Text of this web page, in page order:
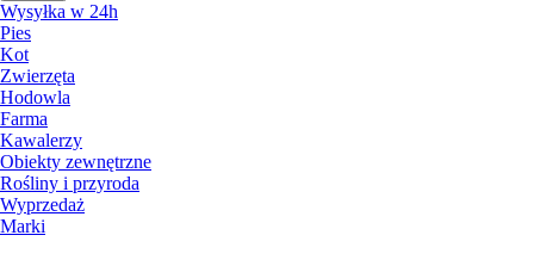
Wysyłka w 24h
Pies
Kot
Zwierzęta
Hodowla
Farma
Kawalerzy
Obiekty zewnętrzne
Rośliny i przyroda
Wyprzedaż
Marki